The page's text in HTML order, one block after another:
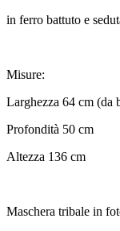
in ferro battuto e
Misure:
Larghezza 64 cm (da
Profondità 50 cm
Altezza 136 cm
Maschera tribale in